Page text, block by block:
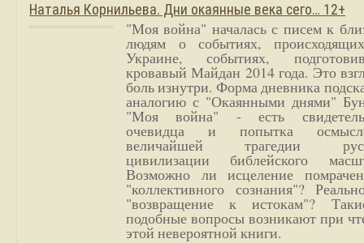
Наталья Корнильева. Дни окаянные века сего… 12+
"Моя война" началась с писем к
людям о событиях,
Украине, событиях,
кровавый Майдан 2014 года. Это
боль изнутри. Форма дневника
аналогию с "Окаянными днями"
"Моя война" - есть
очевидца и попытка
величайшей трагедии
цивилизации библейского
Возможно ли исцеление
"коллективного сознания"?
"возвращение к истокам"?
подобные вопросы возникают при
этой невероятной книги.